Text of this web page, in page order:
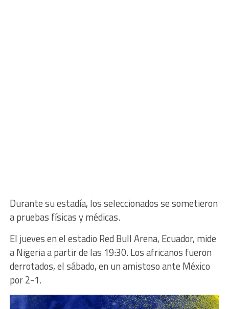
Durante su estadía, los seleccionados se sometieron
a pruebas físicas y médicas.
El jueves en el estadio Red Bull Arena, Ecuador, mide
a Nigeria a partir de las 19:30. Los africanos fueron
derrotados, el sábado, en un amistoso ante México
por 2-1.